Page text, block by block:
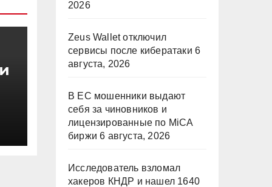
2026
Zeus Wallet отключил
сервисы после кибератаки 6
августа, 2026
В ЕС мошенники выдают
себя за чиновников и
лицензированные по MiCA
биржи 6 августа, 2026
Исследователь взломал
хакеров КНДР и нашел 1640